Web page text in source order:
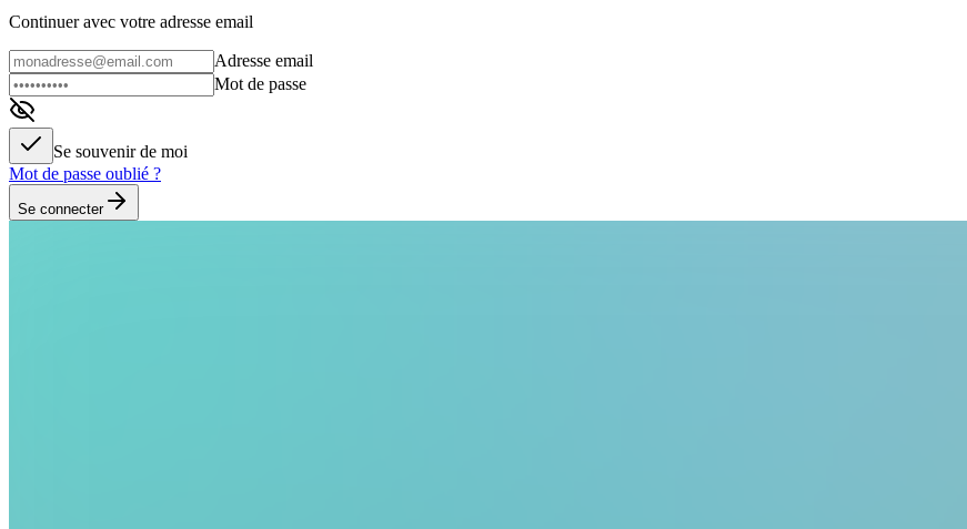
Continuer avec votre adresse email
Adresse email
Mot de passe
Se souvenir de moi
Mot de passe oublié ?
Se connecter